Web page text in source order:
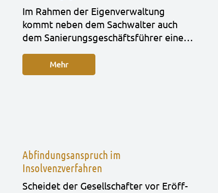
Im Rah­men der Eigen­ver­wal­tung
kommt neben dem Sach­wal­ter auch
dem Sanie­rungs­ge­schäfts­füh­rer eine…
Mehr
Abfindungsanspruch im
Insolvenzverfahren
Schei­det der Gesell­schaf­ter vor Eröff­